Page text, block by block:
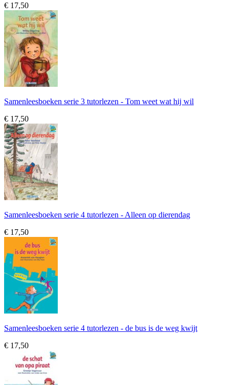
€ 17,50
Samenleesboeken serie 3 tutorlezen - Tom weet wat hij wil
€ 17,50
Samenleesboeken serie 4 tutorlezen - Alleen op dierendag
€ 17,50
Samenleesboeken serie 4 tutorlezen - de bus is de weg kwijt
€ 17,50